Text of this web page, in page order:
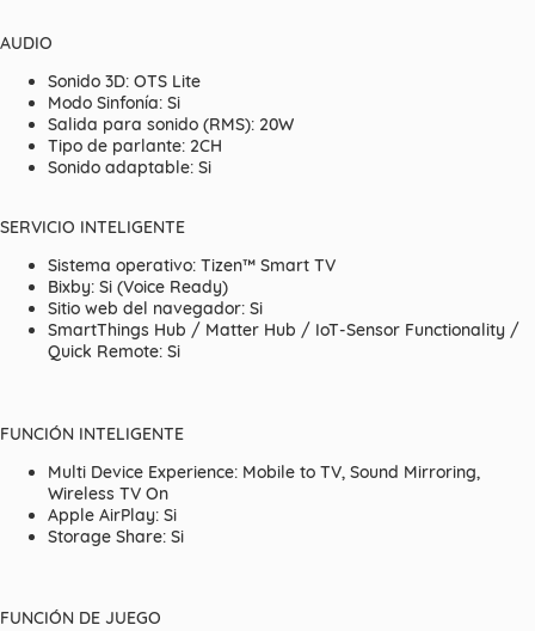
AUDIO
Sonido 3D: OTS Lite
Modo Sinfonía: Si
Salida para sonido (RMS): 20W
Tipo de parlante: 2CH
Sonido adaptable: Si
SERVICIO INTELIGENTE
Sistema operativo: Tizen™ Smart TV
Bixby: Si (Voice Ready)
Sitio web del navegador: Si
SmartThings Hub / Matter Hub / IoT-Sensor Functionality /
Quick Remote: Si
FUNCIÓN INTELIGENTE
Multi Device Experience: Mobile to TV, Sound Mirroring,
Wireless TV On
Apple AirPlay: Si
Storage Share: Si
FUNCIÓN DE JUEGO